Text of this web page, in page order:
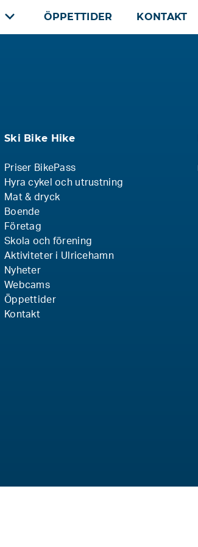
ÖPPETTIDER KONTAKT
Ski Bike Hike
Priser BikePass
Hyra cykel och utrustning
Mat & dryck
Boende
Företag
Skola och förening
Aktiviteter i Ulricehamn
Nyheter
Webcams
Öppettider
Kontakt